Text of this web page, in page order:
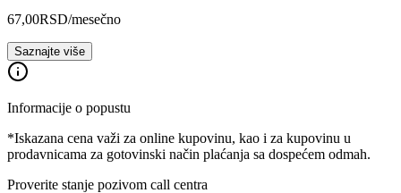
67,00RSD/mesečno
Saznajte više
Informacije o popustu
*Iskazana cena važi za online kupovinu, kao i za kupovinu u
prodavnicama za gotovinski način plaćanja sa dospećem odmah.
Proverite stanje pozivom call centra